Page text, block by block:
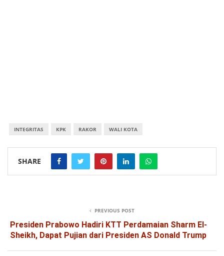
INTEGRITAS KPK RAKOR WALI KOTA
SHARE
PREVIOUS POST
Presiden Prabowo Hadiri KTT Perdamaian Sharm El-
Sheikh, Dapat Pujian dari Presiden AS Donald Trump